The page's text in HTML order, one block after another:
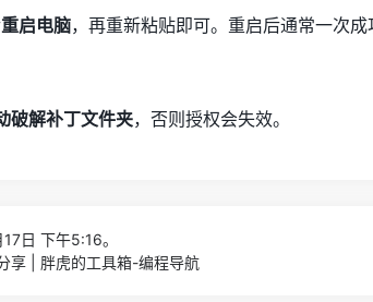
重启电脑，再重新粘贴即可。重启后通常一次成
破解补丁文件夹，否则授权会失效。
日 下午5:16。
享 | 胖虎的工具箱-编程导航